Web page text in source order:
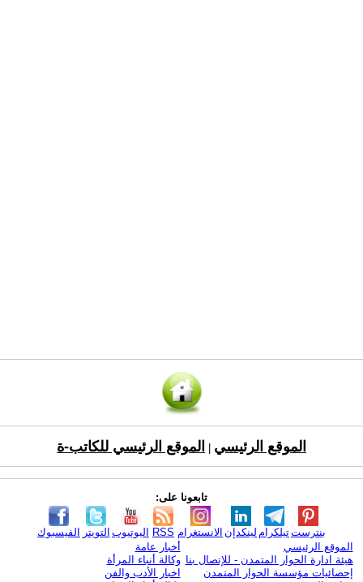
الموقع الرئيسي الموقع الرئيسي للكاتب-ة
تابعونا على:
الفيسبوك التويتر اليوتيوب RSS الانستغرام لينكدإن تيلكرامبنترست
الموقع الرئيسي
هيئة ادارة الحوار المتمدن - للإتصال بنا
إحصائيات مؤسسة الحوار المتمدن
أخبار عامة
وكالة أنباء المرأة
اخبار الأدب والفن